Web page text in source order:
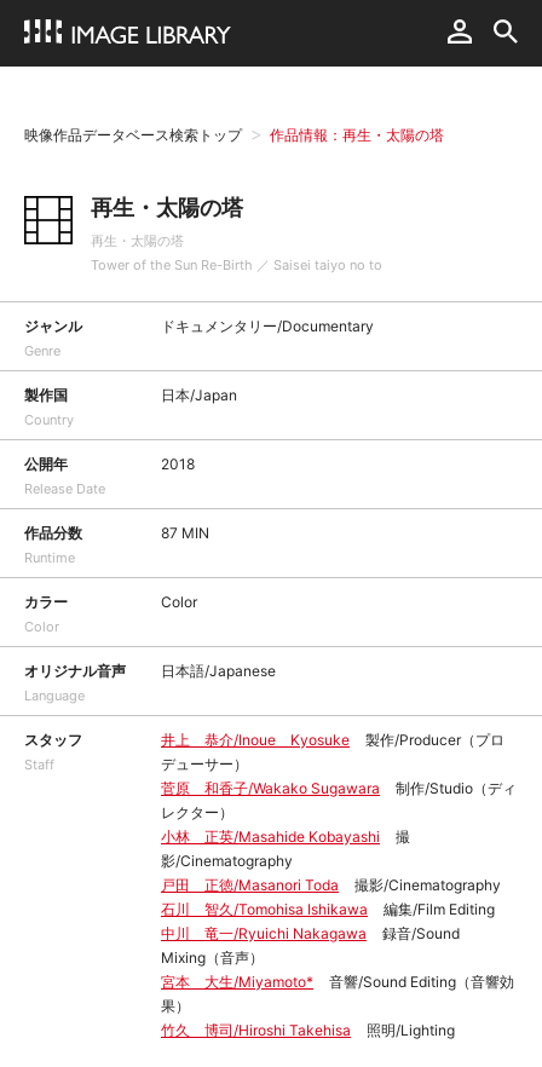
映像作品データベース検索トップ 作品情報：再生・太陽の塔
再生・太陽の塔
再生・太陽の塔
Tower of the Sun Re-Birth ／ Saisei taiyo no to
ジャンル
Genre
ドキュメンタリー/Documentary
製作国
Country
日本/Japan
公開年
Release Date
2018
作品分数
Runtime
87 MIN
カラー
Color
Color
オリジナル音声
Language
日本語/Japanese
スタッフ
Staff
井上 恭介/Inoue Kyosuke
製作/Producer（プロ
デューサー）
菅原 和香子/Wakako Sugawara
制作/Studio（ディ
レクター）
小林 正英/Masahide Kobayashi
撮
影/Cinematography
戸田 正徳/Masanori Toda
撮影/Cinematography
石川 智久/Tomohisa Ishikawa
編集/Film Editing
中川 竜一/Ryuichi Nakagawa
録音/Sound
Mixing（音声）
宮本 大生/Miyamoto*
音響/Sound Editing（音響効
果）
竹久 博司/Hiroshi Takehisa
照明/Lighting